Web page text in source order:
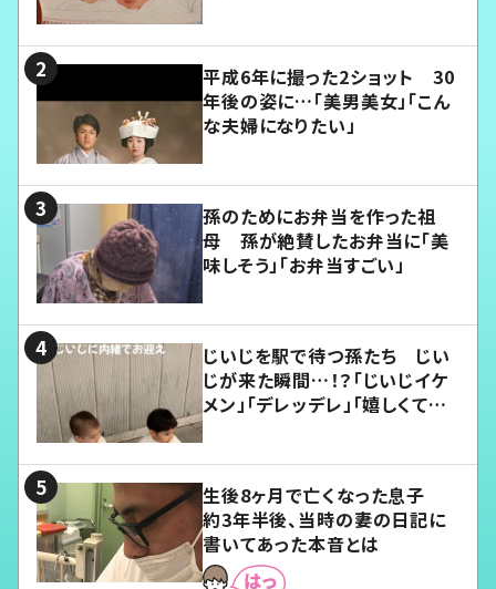
平成6年に撮った2ショット 30
年後の姿に…「美男美女」「こん
な夫婦になりたい」
孫のためにお弁当を作った祖
母 孫が絶賛したお弁当に「美
味しそう」「お弁当すごい」
じいじを駅で待つ孫たち じい
じが来た瞬間…！？「じいじイケ
メン」「デレッデレ」「嬉しくて可
生後8ヶ月で亡くなった息子
約3年半後、当時の妻の日記に
書いてあった本音とは